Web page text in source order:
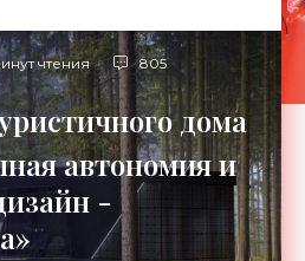
чтения 805
дома
автономия и
-